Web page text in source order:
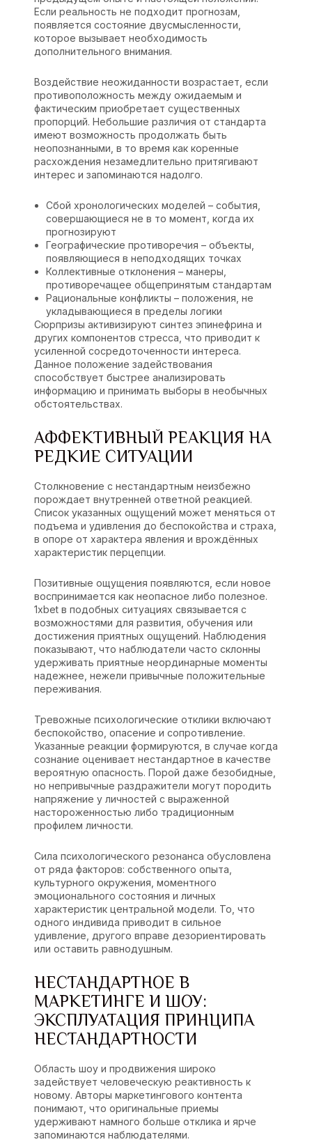
Если реальность не подходит прогнозам,
появляется состояние двусмысленности,
которое вызывает необходимость
дополнительного внимания.
Воздействие неожиданности возрастает, если
противоположность между ожидаемым и
фактическим приобретает существенных
пропорций. Небольшие различия от стандарта
имеют возможность продолжать быть
неопознанными, в то время как коренные
расхождения незамедлительно притягивают
интерес и запоминаются надолго.
Сбой хронологических моделей – события,
совершающиеся не в то момент, когда их
прогнозируют
Географические противоречия – объекты,
появляющиеся в неподходящих точках
Коллективные отклонения – манеры,
противоречащее общепринятым стандартам
Рациональные конфликты – положения, не
укладывающиеся в пределы логики
Сюрпризы активизируют синтез эпинефрина и
других компонентов стресса, что приводит к
усиленной сосредоточенности интереса.
Данное положение задействования
способствует быстрее анализировать
информацию и принимать выборы в необычных
обстоятельствах.
АФФЕКТИВНЫЙ РЕАКЦИЯ НА
РЕДКИЕ СИТУАЦИИ
Столкновение с нестандартным неизбежно
порождает внутренней ответной реакцией.
Список указанных ощущений может меняться от
подъема и удивления до беспокойства и страха,
в опоре от характера явления и врождённых
характеристик перцепции.
Позитивные ощущения появляются, если новое
воспринимается как неопасное либо полезное.
1xbet в подобных ситуациях связывается с
возможностями для развития, обучения или
достижения приятных ощущений. Наблюдения
показывают, что наблюдатели часто склонны
удерживать приятные неординарные моменты
надежнее, нежели привычные положительные
переживания.
Тревожные психологические отклики включают
беспокойство, опасение и сопротивление.
Указанные реакции формируются, в случае когда
сознание оценивает нестандартное в качестве
вероятную опасность. Порой даже безобидные,
но непривычные раздражители могут породить
напряжение у личностей с выраженной
настороженностью либо традиционным
профилем личности.
Сила психологического резонанса обусловлена
от ряда факторов: собственного опыта,
культурного окружения, моментного
эмоционального состояния и личных
характеристик центральной модели. То, что
одного индивида приводит в сильное
удивление, другого вправе дезориентировать
или оставить равнодушным.
НЕСТАНДАРТНОЕ В
МАРКЕТИНГЕ И ШОУ:
ЭКСПЛУАТАЦИЯ ПРИНЦИПА
НЕСТАНДАРТНОСТИ
Область шоу и продвижения широко
задействует человеческую реактивность к
новому. Авторы маркетингового контента
понимают, что оригинальные приемы
удерживают намного больше отклика и ярче
запоминаются наблюдателями.